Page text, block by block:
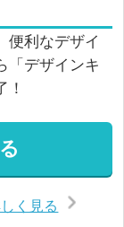
便利なデザイ
「デザインキ
く見る